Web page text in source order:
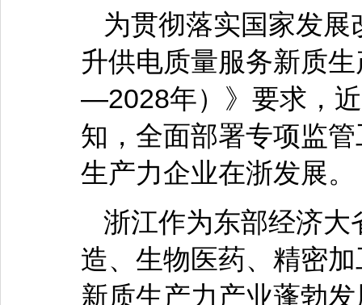
为贯彻落实国家发
升供电质量服务新质
—2028年）》要求，
知，全面部署专项监
生产力企业在浙发展。
浙江作为东部经济
造、生物医药、精密
新质生产力产业蓬勃